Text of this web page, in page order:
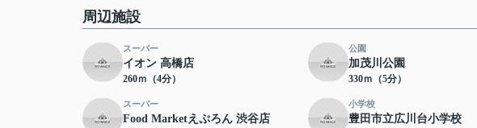
周辺施設
スーパー
イオン 高橋店
260ｍ（4分）
公園
加茂川公園
330ｍ（5分）
スーパー
Food Marketえぷろん 渋谷店
小学校
豊田市立広川台小学校